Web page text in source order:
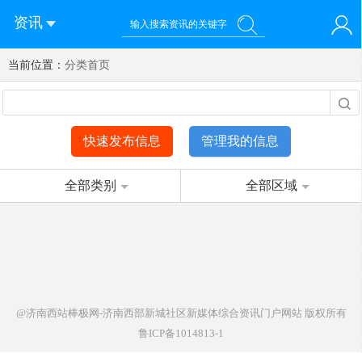
资讯
您好！欢迎来到济南西站棒极网-济南西部新城社区新媒体综
合资讯门户网站
登录 注册 微信快速登录
当前位置： 分类首页
快速发布信息 管理我的信息
全部类别 全部区域
@济南西站棒极网-济南西部新城社区新媒体综合资讯门户网站版权所有
鲁ICP备1014813-1